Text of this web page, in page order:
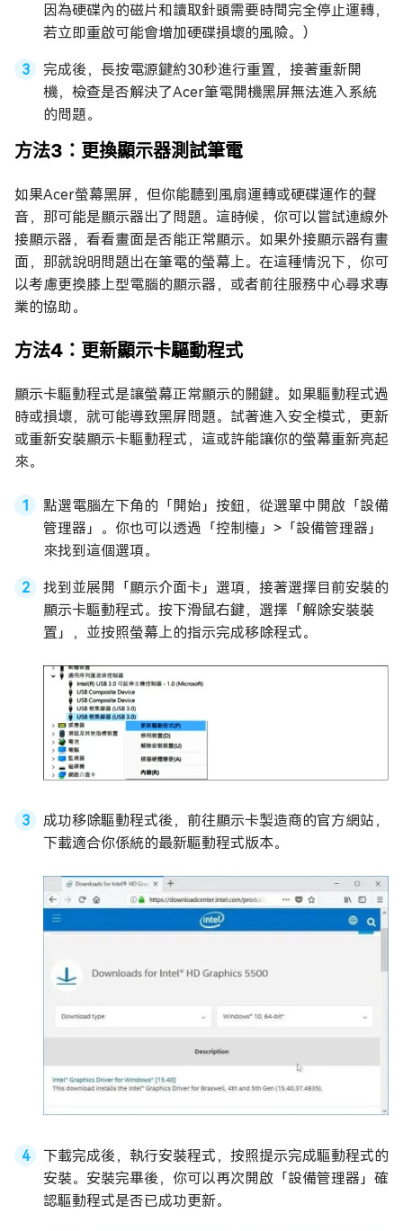
因為硬碟內的磁片和讀取針頭需要時間完全停止運轉，
若立即重啟可能會增加硬碟損壞的風險。）
完成後，長按電源鍵約30秒進行重置，接著重新開
機，檢查是否解決了Acer筆電開機黑屏無法進入系統
的問題。
方法3：更換顯示器測試筆電
如果Acer螢幕黑屏，但你能聽到風扇運轉或硬碟運作的聲
音，那可能是顯示器出了問題。這時候，你可以嘗試連線外
接顯示器，看看畫面是否能正常顯示。如果外接顯示器有畫
面，那就說明問題出在筆電的螢幕上。在這種情況下，你可
以考慮更換膝上型電腦的顯示器，或者前往服務中心尋求專
業的協助。
方法4：更新顯示卡驅動程式
顯示卡驅動程式是讓螢幕正常顯示的關鍵。如果驅動程式過
時或損壞，就可能導致黑屏問題。試著進入安全模式，更新
或重新安裝顯示卡驅動程式，這或許能讓你的螢幕重新亮起
來。
點選電腦左下角的「開始」按鈕，從選單中開啟「設備
管理器」。你也可以透過「控制檯」>「設備管理器」
來找到這個選項。
找到並展開「顯示介面卡」選項，接著選擇目前安裝的
顯示卡驅動程式。按下滑鼠右鍵，選擇「解除安裝裝
置」，並按照螢幕上的指示完成移除程式。
成功移除驅動程式後，前往顯示卡製造商的官方網站，
下載適合你係統的最新驅動程式版本。
下載完成後，執行安裝程式，按照提示完成驅動程式的
安裝。安裝完畢後，你可以再次開啟「設備管理器」確
認驅動程式是否已成功更新。